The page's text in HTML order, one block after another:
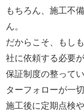
もちろん、施工不
ん。
だからこそ、もし
社に依頼する必要
保証制度の整って
ターフォローが一
施工後に定期点検